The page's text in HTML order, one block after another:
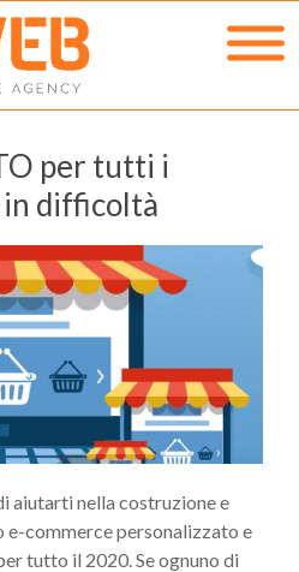
per tutti i
in difficoltà
aiutarti nella costruzione e
e-commerce personalizzato e
tutto il 2020. Se ognuno di